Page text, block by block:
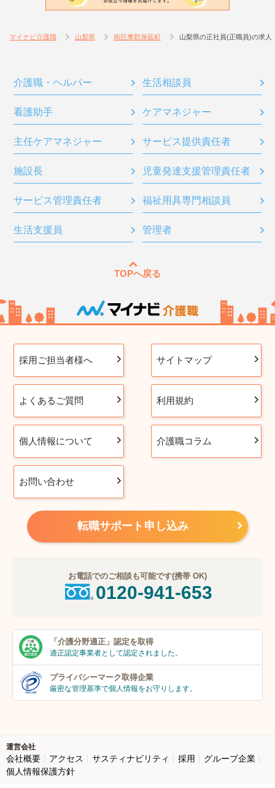
マイナビ介護職 山梨県 南巨摩郡身延町 山梨県の正社員(正職員)の求人
介護職・ヘルパー 生活相談員
看護助手 ケアマネジャー
主任ケアマネジャー サービス提供責任者
施設長 児童発達支援管理責任者
サービス管理責任者 福祉用具専門相談員
生活支援員 管理者
TOPへ戻る
採用ご担当者様へ サイトマップ
よくあるご質問 利用規約
個人情報について 介護職コラム
お問い合わせ
転職サポート申し込み
お電話でのご相談も可能です(携帯 OK)
0120-941-653
「介護分野適正」 認定を取得
適正認定事業者として認定されました。
プライバシーマーク取得企業
厳密な管理基準で個人情報をお守りします。
運営会社
会社概要 アクセス サスティナビリティ 採用
グループ企業
個人情報保護方針